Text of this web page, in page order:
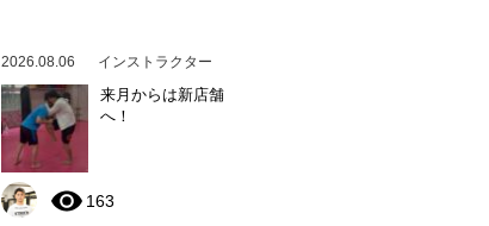
2026.08.06 インストラクター
来月からは新店舗
へ！
163